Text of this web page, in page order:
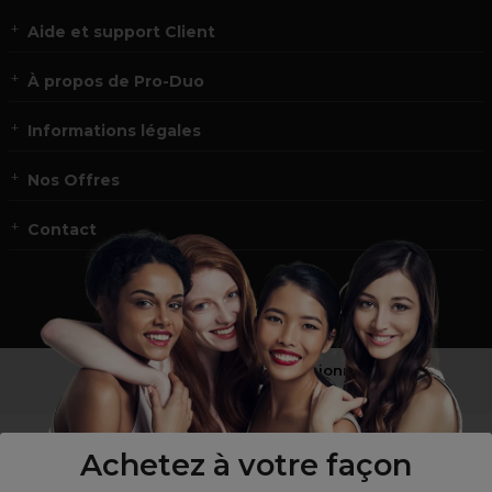
Achetez à votre façon
Aide et support Client
À propos de Pro-Duo
Informations légales
Nos Offres
Contact
Vous n’êtes pas un professionnel ?
Visitez notre site pourles particuliers !